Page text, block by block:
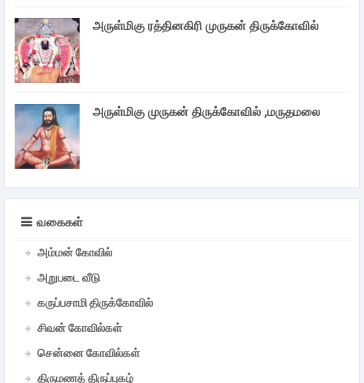
அருள்மிகு ரத்தினகிரி முருகன் திருக்கோவில்
அருள்மிகு முருகன் திருக்கோவில் ,மருதமலை
வகைகள்
அம்மன் கோவில்
அறுபடை வீடு
கருப்பசாமி திருக்கோவில்
சிவன் கோவில்கள்
சென்னை கோவில்கள்
திருமணத் திருப்புகழ்